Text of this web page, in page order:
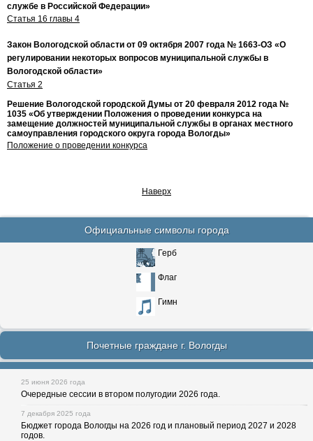
службе в Российской Федерации»
Статья 16 главы 4
Закон Вологодской области от 09 октября 2007 года № 1663-ОЗ «О
регулировании некоторых вопросов муниципальной службы в
Вологодской области»
Статья 2
Решение Вологодской городской Думы от 20 февраля 2012 года №
1035 «Об утверждении Положения о проведении конкурса на
замещение должностей муниципальной службы в органах местного
самоуправления городского округа города Вологды»
Положение о проведении конкурса
Наверх
Официальные символы города
Герб
Флаг
Гимн
Почетные граждане г. Вологды
25 июня 2026 года
Очередные сессии в втором полугодии 2026 года.
7 декабря 2025 года
Бюджет города Вологды на 2026 год и плановый период 2027 и 2028
годов.